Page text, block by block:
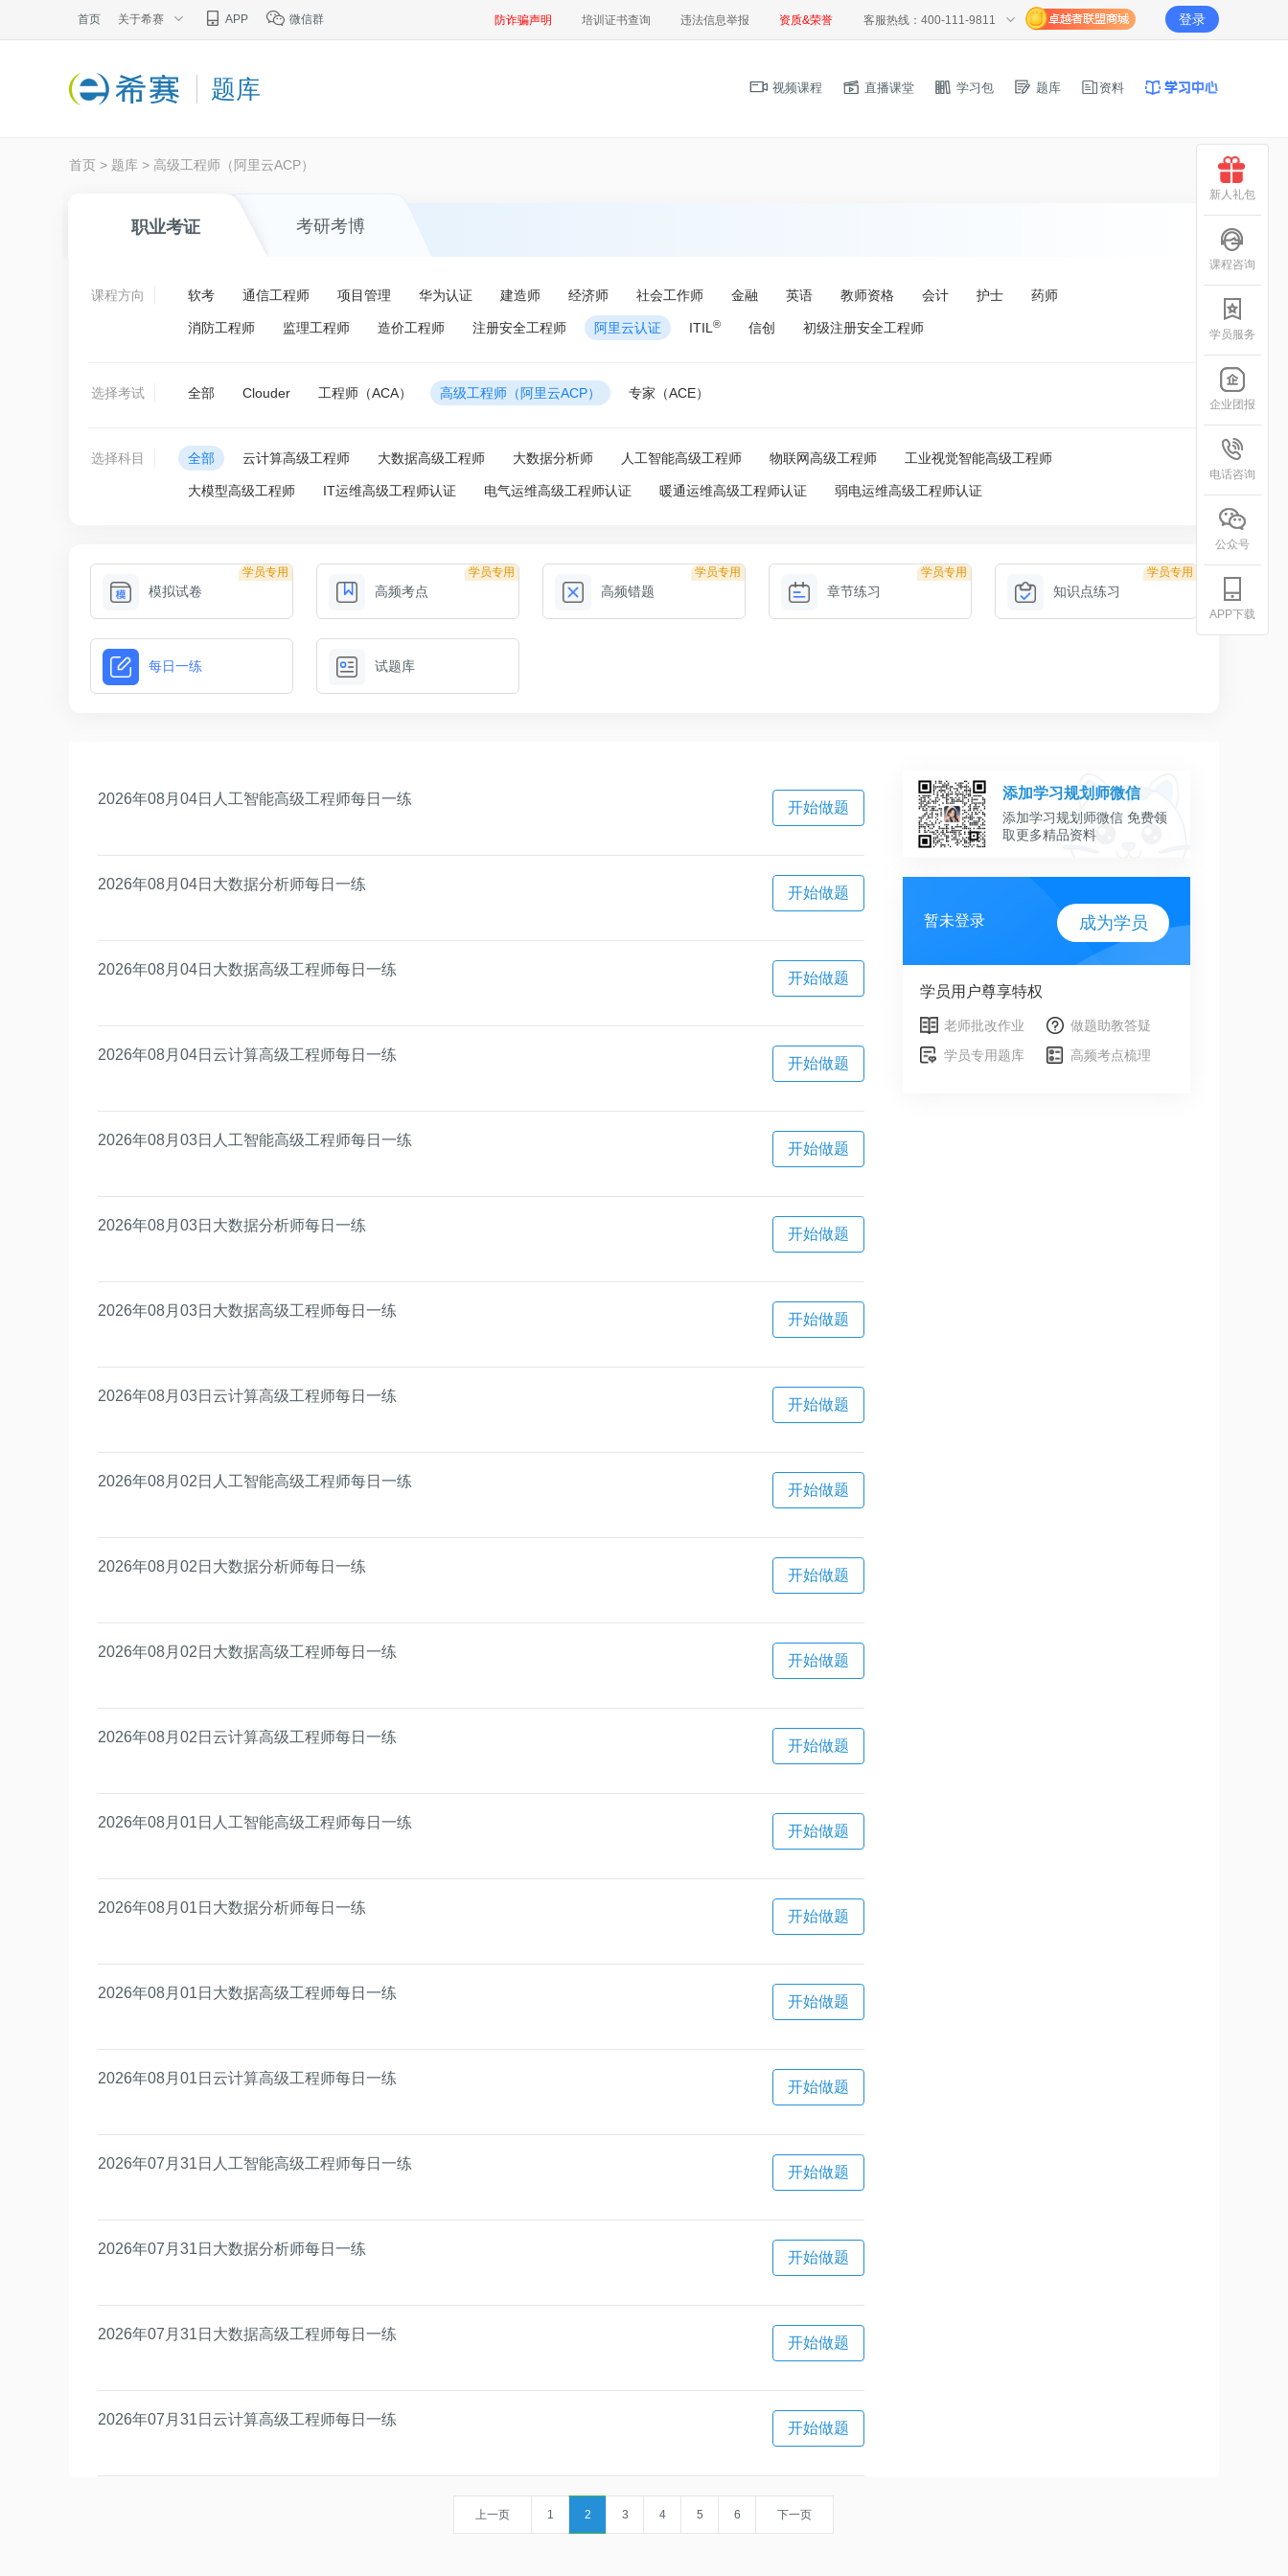
首页 关于希赛 APP 微信群 防诈骗声明 培训证书查询 违法信息举报 资质&荣誉 客服热线：400-111-9811 登录
题库 视频课程 直播课堂 学习包 题库 资料
首页 > 题库 > 高级工程师（阿里云ACP）
职业考证 考研考博
课程方向 软考 通信工程师 项目管理 华为认证 建造师 经济师 社会工作师 金融 英语 教师资格 会计 护士 药师
消防工程师 监理工程师 造价工程师 注册安全工程师 阿里云认证 ITIL ® 信创 初级注册安全工程师
选择考试 全部 Clouder 工程师（ACA） 高级工程师（阿里云ACP） 专家（ACE）
选择科目 全部 云计算高级工程师 大数据高级工程师 大数据分析师 人工智能高级工程师 物联网高级工程师 工业视觉智能高级工程师
大模型高级工程师 IT运维高级工程师认证 电气运维高级工程师认证 暖通运维高级工程师认证 弱电运维高级工程师认证
学员专用
模拟试卷
学员专用
高频考点
学员专用
高频错题
学员专用
章节练习
学员专用
知识点练习
每日一练 试题库
2026年08月04日人工智能高级工程师每日一练
开始做题
2026年08月04日大数据分析师每日一练
开始做题
2026年08月04日大数据高级工程师每日一练
开始做题
2026年08月04日云计算高级工程师每日一练
开始做题
2026年08月03日人工智能高级工程师每日一练
开始做题
2026年08月03日大数据分析师每日一练
开始做题
2026年08月03日大数据高级工程师每日一练
开始做题
2026年08月03日云计算高级工程师每日一练
开始做题
2026年08月02日人工智能高级工程师每日一练
开始做题
2026年08月02日大数据分析师每日一练
开始做题
2026年08月02日大数据高级工程师每日一练
开始做题
2026年08月02日云计算高级工程师每日一练
开始做题
2026年08月01日人工智能高级工程师每日一练
开始做题
2026年08月01日大数据分析师每日一练
开始做题
2026年08月01日大数据高级工程师每日一练
开始做题
2026年08月01日云计算高级工程师每日一练
开始做题
2026年07月31日人工智能高级工程师每日一练
开始做题
2026年07月31日大数据分析师每日一练
开始做题
2026年07月31日大数据高级工程师每日一练
开始做题
2026年07月31日云计算高级工程师每日一练
开始做题
添加学习规划师微信
添加学习规划师微信 免费领
取更多精品资料
暂未登录 成为学员
学员用户尊享特权
老师批改作业
做题助教答疑
学员专用题库
高频考点梳理
上一页 1 2 3 4 5 6 下一页
新人礼包
课程咨询
学员服务
企业团报
电话咨询
公众号
APP下载